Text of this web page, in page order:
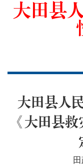
大田县
大田县人
《大田县